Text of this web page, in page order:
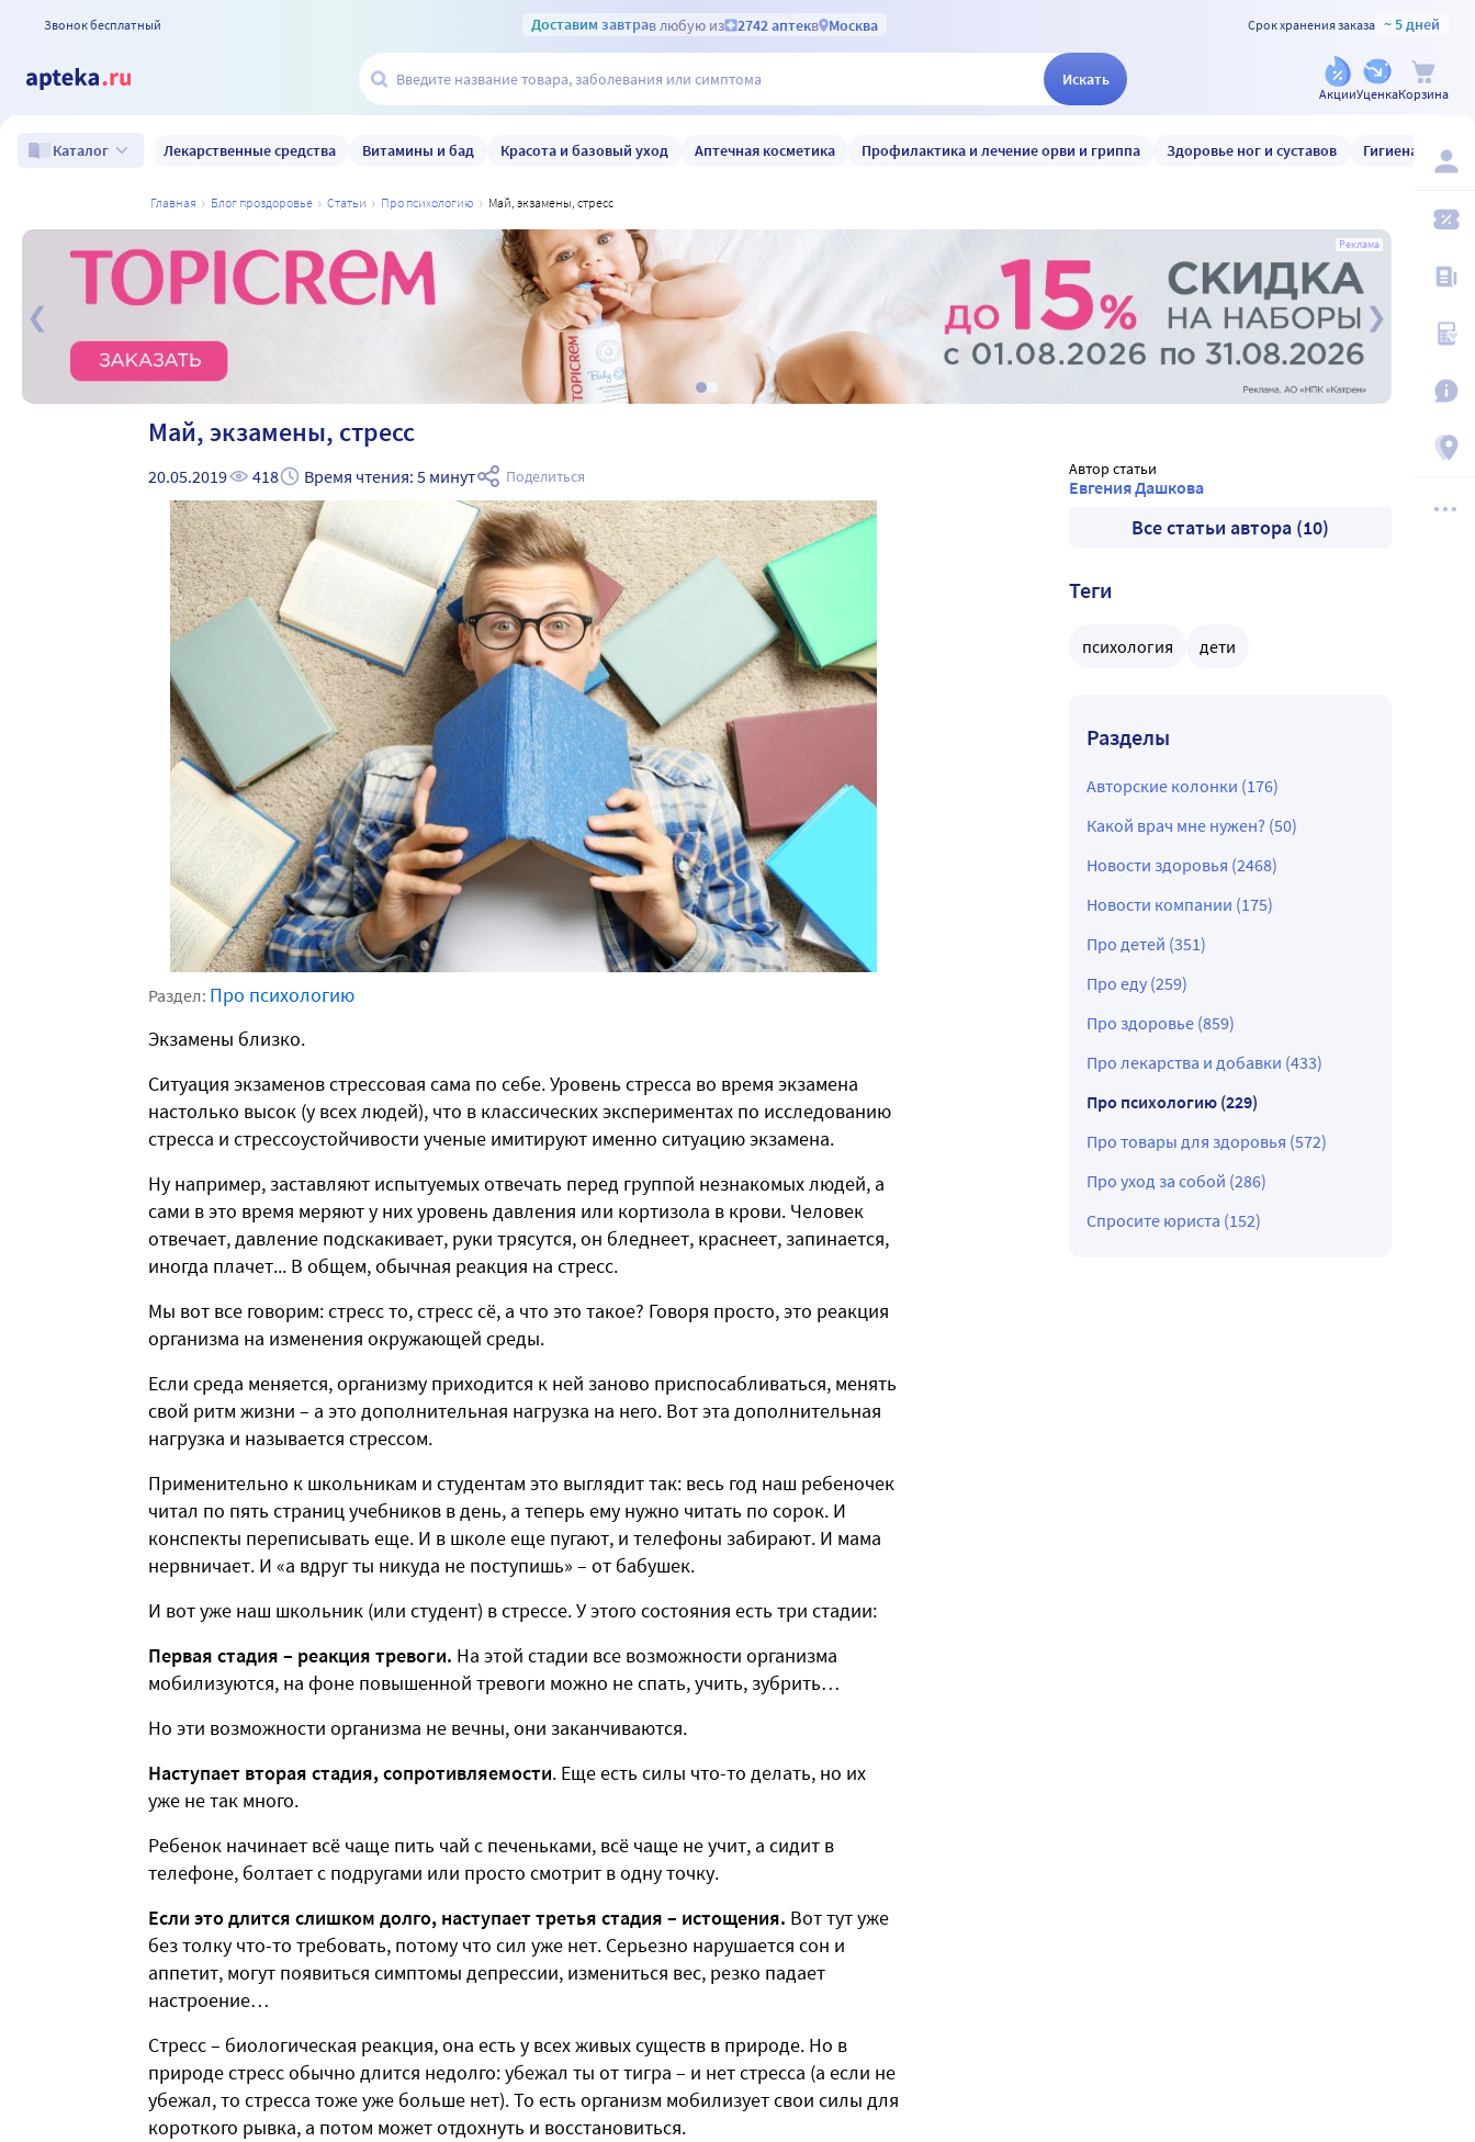
Звонок бесплатный Доставим завтрав любую из 2742 аптекв Москва Срок хранения заказа ~ 5 дней
Искать
АкцииУценкаКорзина
Каталог Лекарственные средства Витамины и бад Красота и базовый уход Аптечная косметика Профилактика и лечение орви и гриппа Здоровье ног и суставов Гигиена и уход
главная блог проздоровье статьи про психологию май, экзамены, стресс
Реклама
Май, экзамены, стресс
20.05.2019 418 Время чтения: 5 минут Поделиться
Раздел: Про психологию
Экзамены близко.
Ситуация экзаменов стрессовая сама по себе. Уровень стресса во время экзамена
настолько высок (у всех людей), что в классических экспериментах по исследованию
стресса и стрессоустойчивости ученые имитируют именно ситуацию экзамена.
Ну например, заставляют испытуемых отвечать перед группой незнакомых людей, а
сами в это время меряют у них уровень давления или кортизола в крови. Человек
отвечает, давление подскакивает, руки трясутся, он бледнеет, краснеет, запинается,
иногда плачет... В общем, обычная реакция на стресс.
Мы вот все говорим: стресс то, стресс сё, а что это такое? Говоря просто, это реакция
организма на изменения окружающей среды.
Если среда меняется, организму приходится к ней заново приспосабливаться, менять
свой ритм жизни – а это дополнительная нагрузка на него. Вот эта дополнительная
нагрузка и называется стрессом.
Применительно к школьникам и студентам это выглядит так: весь год наш ребеночек
читал по пять страниц учебников в день, а теперь ему нужно читать по сорок. И
конспекты переписывать еще. И в школе еще пугают, и телефоны забирают. И мама
нервничает. И «а вдруг ты никуда не поступишь» – от бабушек.
И вот уже наш школьник (или студент) в стрессе. У этого состояния есть три стадии:
Первая стадия – реакция тревоги. На этой стадии все возможности организма
мобилизуются, на фоне повышенной тревоги можно не спать, учить, зубрить…
Но эти возможности организма не вечны, они заканчиваются.
Наступает вторая стадия, сопротивляемости. Еще есть силы что-то делать, но их
уже не так много.
Ребенок начинает всё чаще пить чай с печеньками, всё чаще не учит, а сидит в
телефоне, болтает с подругами или просто смотрит в одну точку.
Если это длится слишком долго, наступает третья стадия – истощения. Вот тут уже
без толку что-то требовать, потому что сил уже нет. Серьезно нарушается сон и
аппетит, могут появиться симптомы депрессии, измениться вес, резко падает
настроение…
Стресс – биологическая реакция, она есть у всех живых существ в природе. Но в
природе стресс обычно длится недолго: убежал ты от тигра – и нет стресса (а если не
убежал, то стресса тоже уже больше нет). То есть организм мобилизует свои силы для
короткого рывка, а потом может отдохнуть и восстановиться.
Автор статьи
Евгения Дашкова
Все статьи автора (10)
Теги
психология дети
Разделы
Авторские колонки (176)
Какой врач мне нужен? (50)
Новости здоровья (2468)
Новости компании (175)
Про детей (351)
Про еду (259)
Про здоровье (859)
Про лекарства и добавки (433)
Про психологию (229)
Про товары для здоровья (572)
Про уход за собой (286)
Спросите юриста (152)